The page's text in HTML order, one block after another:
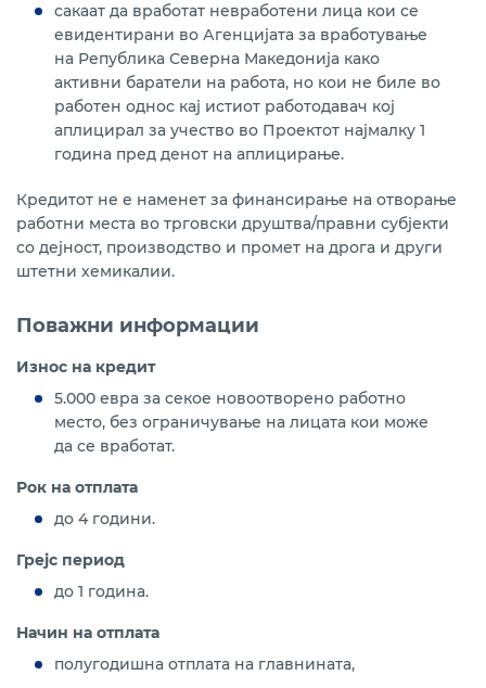
сакаат да вработат невработени лица кои се
евидентирани во Агенцијата за вработување
на Република Северна Македонија како
активни баратели на работа, но кои не биле во
работен однос кај истиот работодавач кој
аплицирал за учество во Проектот најмалку 1
година пред денот на аплицирање.
Кредитот не е наменет за финансирање на отворање
работни места во трговски друштва/правни субјекти
со дејност, производство и промет на дрога и други
штетни хемикалии.
Поважни информации
Износ на кредит
5.000 евра за секое новоотворено работно
место, без ограничување на лицата кои може
да се вработат.
Рок на отплата
до 4 години.
Грејс период
до 1 година.
Начин на отплата
полугодишна отплата на главнината,